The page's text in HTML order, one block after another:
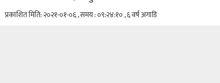
प्रकाशित मिति: २०२१-०१-०६ , समय : ०९:२४:१० , ६ वर्ष अगाडि